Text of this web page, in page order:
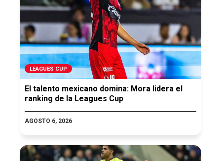
LEAGUES CUP
El talento mexicano domina: Mora lidera el
ranking de la Leagues Cup
AGOSTO 6, 2026